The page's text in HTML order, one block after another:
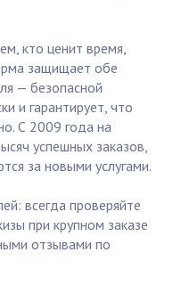
кто ценит время,
защищает обе
— безопасной
и гарантирует, что
С 2009 года на
успешных заказов,
за новыми услугами.
всегда проверяйте
при крупном заказе
отзывами по